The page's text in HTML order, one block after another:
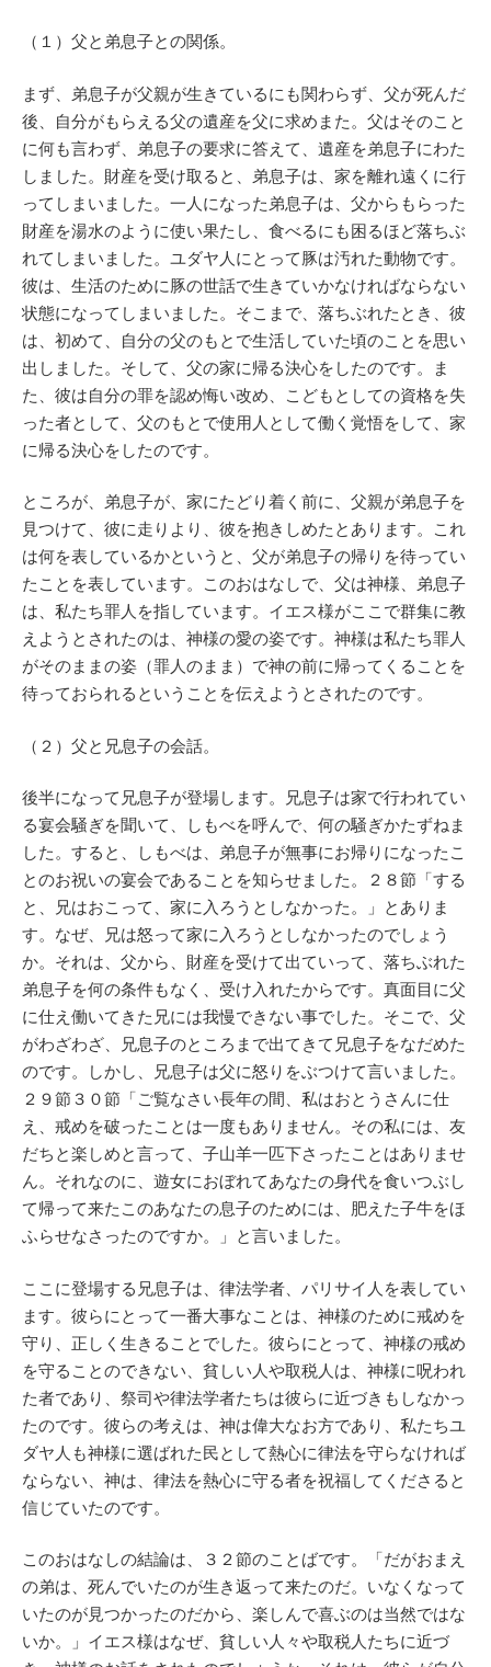
（１）父と弟息子との関係。
まず、弟息子が父親が生きているにも関わらず、父が死んだ
後、自分がもらえる父の遺産を父に求めまた。父はそのこと
に何も言わず、弟息子の要求に答えて、遺産を弟息子にわた
しました。財産を受け取ると、弟息子は、家を離れ遠くに行
ってしまいました。一人になった弟息子は、父からもらった
財産を湯水のように使い果たし、食べるにも困るほど落ちぶ
れてしまいました。ユダヤ人にとって豚は汚れた動物です。
彼は、生活のために豚の世話で生きていかなければならない
状態になってしまいました。そこまで、落ちぶれたとき、彼
は、初めて、自分の父のもとで生活していた頃のことを思い
出しました。そして、父の家に帰る決心をしたのです。ま
た、彼は自分の罪を認め悔い改め、こどもとしての資格を失
った者として、父のもとで使用人として働く覚悟をして、家
に帰る決心をしたのです。
ところが、弟息子が、家にたどり着く前に、父親が弟息子を
見つけて、彼に走りより、彼を抱きしめたとあります。これ
は何を表しているかというと、父が弟息子の帰りを待ってい
たことを表しています。このおはなしで、父は神様、弟息子
は、私たち罪人を指しています。イエス様がここで群集に教
えようとされたのは、神様の愛の姿です。神様は私たち罪人
がそのままの姿（罪人のまま）で神の前に帰ってくることを
待っておられるということを伝えようとされたのです。
（２）父と兄息子の会話。
後半になって兄息子が登場します。兄息子は家で行われてい
る宴会騒ぎを聞いて、しもべを呼んで、何の騒ぎかたずねま
した。すると、しもべは、弟息子が無事にお帰りになったこ
とのお祝いの宴会であることを知らせました。２８節「する
と、兄はおこって、家に入ろうとしなかった。」とありま
す。なぜ、兄は怒って家に入ろうとしなかったのでしょう
か。それは、父から、財産を受けて出ていって、落ちぶれた
弟息子を何の条件もなく、受け入れたからです。真面目に父
に仕え働いてきた兄には我慢できない事でした。そこで、父
がわざわざ、兄息子のところまで出てきて兄息子をなだめた
のです。しかし、兄息子は父に怒りをぶつけて言いました。
２９節３０節「ご覧なさい長年の間、私はおとうさんに仕
え、戒めを破ったことは一度もありません。その私には、友
だちと楽しめと言って、子山羊一匹下さったことはありませ
ん。それなのに、遊女におぼれてあなたの身代を食いつぶし
て帰って来たこのあなたの息子のためには、肥えた子牛をほ
ふらせなさったのですか。」と言いました。
ここに登場する兄息子は、律法学者、パリサイ人を表してい
ます。彼らにとって一番大事なことは、神様のために戒めを
守り、正しく生きることでした。彼らにとって、神様の戒め
を守ることのできない、貧しい人や取税人は、神様に呪われ
た者であり、祭司や律法学者たちは彼らに近づきもしなかっ
たのです。彼らの考えは、神は偉大なお方であり、私たちユ
ダヤ人も神様に選ばれた民として熱心に律法を守らなければ
ならない、神は、律法を熱心に守る者を祝福してくださると
信じていたのです。
このおはなしの結論は、３２節のことばです。「だがおまえ
の弟は、死んでいたのが生き返って来たのだ。いなくなって
いたのが見つかったのだから、楽しんで喜ぶのは当然ではな
いか。」イエス様はなぜ、貧しい人々や取税人たちに近づ